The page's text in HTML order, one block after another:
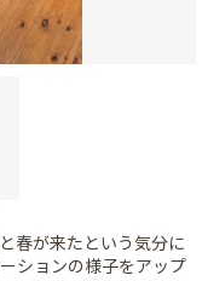
春が来たという気分に
ションの様子をアップ